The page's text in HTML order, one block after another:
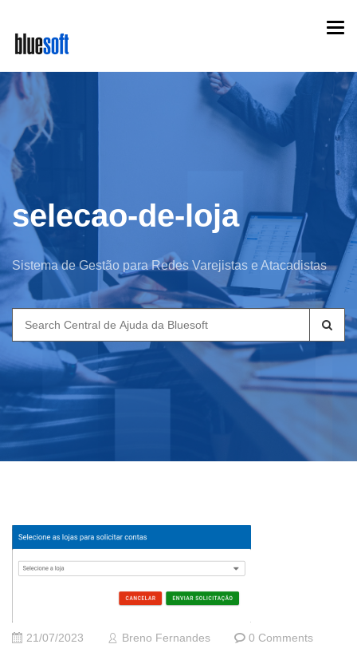
main
content
selecao-de-loja
Sistema de Gestão para Redes Varejistas e Atacadistas
Search
for:
21/07/2023 Breno Fernandes 0 Comments